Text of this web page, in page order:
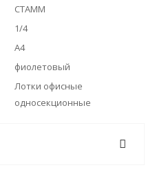
СТАММ
1/4
А4
фиолетовый
Лотки офисные
односекционные